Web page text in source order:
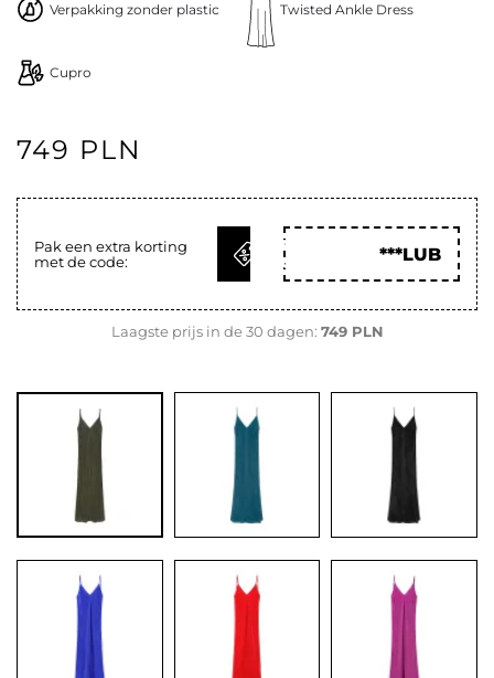
Verpakking zonder plastic Twisted Ankle Dress
Cupro
749 PLN
Pak een extra korting
met de code:
KRIJG
CODE
***LUB
Laagste prijs in de 30 dagen: 749 PLN